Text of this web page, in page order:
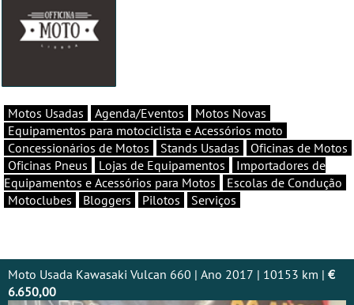
Motos Usadas Agenda/Eventos
Motos Novas
Equipamentos para motociclista e Acessórios moto
Concessionários de Motos
Stands Usadas
Oficinas de Motos
Oficinas Pneus
Lojas de Equipamentos
Importadores de
Equipamentos e Acessórios para Motos
Escolas de Condução
Motoclubes
Bloggers Pilotos Serviços
Moto Usada Kawasaki Vulcan 660 | Ano 2017 | 10153 km | €
6.650,00